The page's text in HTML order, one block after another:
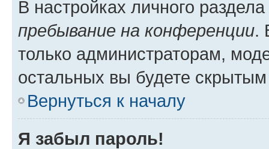
В настройках личного
пребывание на конференции.
только администраторам,
остальных вы будете
Вернуться к началу
Я забыл пароль!